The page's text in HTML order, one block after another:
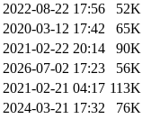
2022-08-22 17:56
52K
2020-03-12 17:42
65K
2021-02-22 20:14
90K
2026-07-02 17:23
56K
2021-02-21 04:17 113K
2024-03-21 17:32
76K